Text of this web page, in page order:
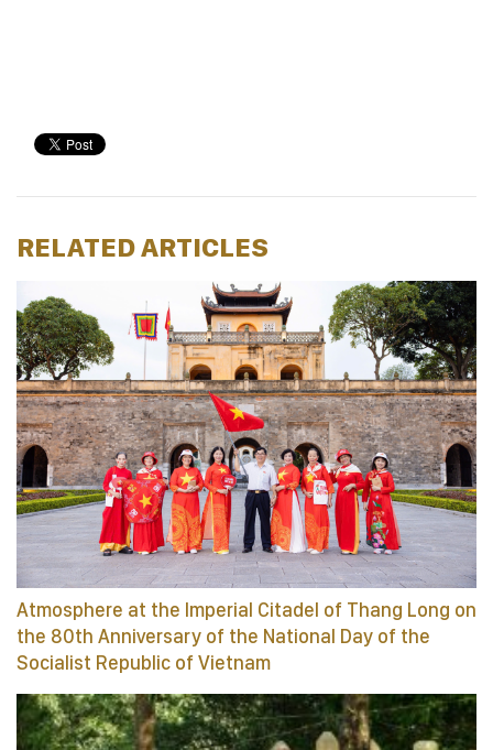
RELATED ARTICLES
Atmosphere at the Imperial Citadel of Thang Long on
the 80th Anniversary of the National Day of the
Socialist Republic of Vietnam